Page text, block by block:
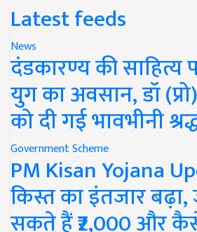
Latest feeds
News
दंडकारण्य की साहित्य
युग का अवसान, डॉ
को दी गई भावभीनी
Government Scheme
PM Kisan Yojana
किस्त का इंतजार
सकते हैं ₹2,000 और